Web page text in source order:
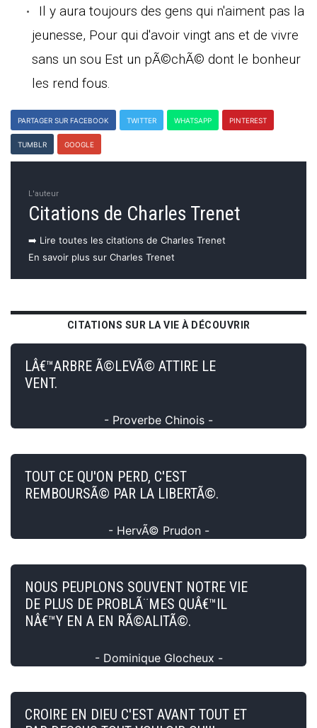
Il y aura toujours des gens qui n'aiment pas la
jeunesse, Pour qui d'avoir vingt ans et de vivre
sans un sou Est un pÃ©chÃ© dont le bonheur
les rend fous.
PARTAGER SUR FACEBOOK TWITTER WHATSAPP PINTEREST
TUMBLR GOOGLE
L'auteur
Citations de Charles Trenet
➡️ Lire toutes les citations de Charles Trenet
En savoir plus sur Charles Trenet
CITATIONS SUR LA VIE À DÉCOUVRIR
LÂ€™ARBRE Ã©LEVÃ© ATTIRE LE
VENT.
- Proverbe Chinois -
TOUT CE QU'ON PERD, C'EST
REMBOURSÃ© PAR LA LIBERTÃ©.
- HervÃ© Prudon -
NOUS PEUPLONS SOUVENT NOTRE VIE
DE PLUS DE PROBLÃ¨MES QUÂ€™IL
NÂ€™Y EN A EN RÃ©ALITÃ©.
- Dominique Glocheux -
CROIRE EN DIEU C'EST AVANT TOUT ET